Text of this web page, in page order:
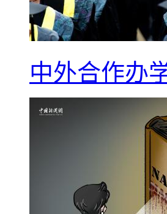
中外合作办